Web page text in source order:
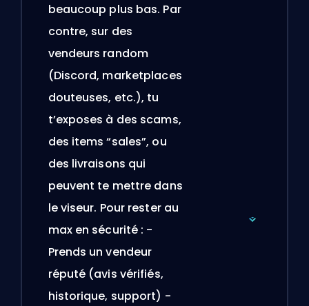
beaucoup plus bas. Par
contre, sur des
vendeurs random
(Discord, marketplaces
douteuses, etc.), tu
t’exposes à des scams,
des items “sales”, ou
des livraisons qui
peuvent te mettre dans
le viseur. Pour rester au
max en sécurité : -
Prends un vendeur
réputé (avis vérifiés,
historique, support) -